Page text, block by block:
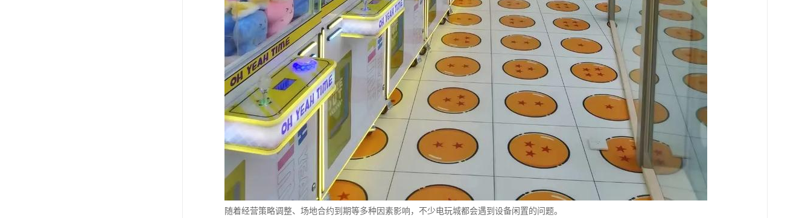
随着经营策略调整、场地合约到期等多种因素影响，不少电玩城都会遇到设备闲置的问题。